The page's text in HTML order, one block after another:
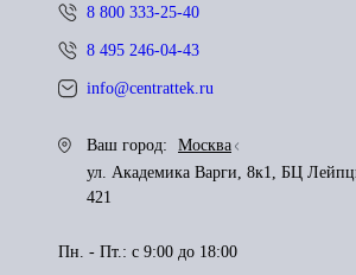
8 800 333-25-40
8 495 246-04-43
info@centrattek.ru
Ваш город:
Москва
ул. Академика Варги, 8к1, БЦ
421
Пн. - Пт.: с 9:00 до 18:00